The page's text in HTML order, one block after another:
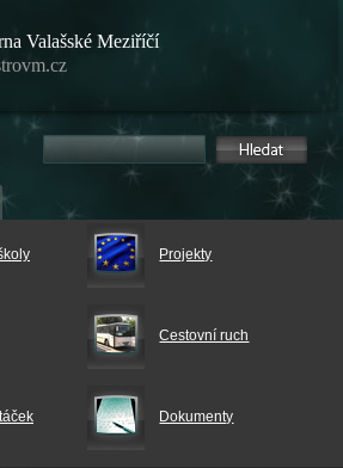
Valašské Meziříčí
Projekty
Cestovní ruch
Dokumenty